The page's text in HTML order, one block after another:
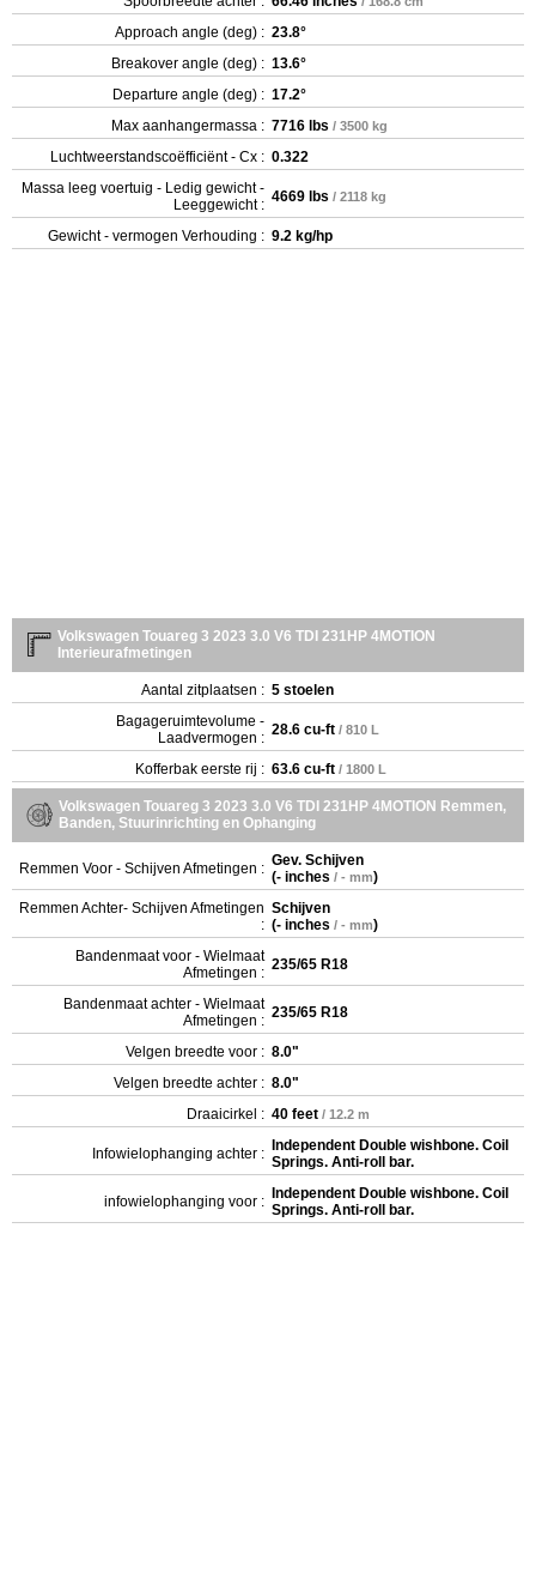
Approach angle (deg) : 23.8°
Breakover angle (deg) : 13.6°
Departure angle (deg) : 17.2°
Max aanhangermassa : 7716 lbs / 3500 kg
Luchtweerstandscoëfficiënt - Cx : 0.322
Massa leeg voertuig - Ledig gewicht -
Leeggewicht : 4669 lbs / 2118 kg
Gewicht - vermogen Verhouding : 9.2 kg/hp
Volkswagen Touareg 3 2023 3.0 V6 TDI 231HP 4MOTION
Interieurafmetingen
Aantal zitplaatsen : 5 stoelen
Bagageruimtevolume -
Laadvermogen : 28.6 cu-ft / 810 L
Kofferbak eerste rij : 63.6 cu-ft / 1800 L
Volkswagen Touareg 3 2023 3.0 V6 TDI 231HP 4MOTION Remmen,
Banden, Stuurinrichting en Ophanging
Remmen Voor - Schijven Afmetingen : Gev. Schijven
(- inches / - mm)
Remmen Achter- Schijven Afmetingen
:
Schijven
(- inches / - mm)
Bandenmaat voor - Wielmaat
Afmetingen : 235/65 R18
Bandenmaat achter - Wielmaat
Afmetingen : 235/65 R18
Velgen breedte voor : 8.0"
Velgen breedte achter : 8.0"
Draaicirkel : 40 feet / 12.2 m
Infowielophanging achter : Independent Double wishbone. Coil
Springs. Anti-roll bar.
infowielophanging voor : Independent Double wishbone. Coil
Springs. Anti-roll bar.